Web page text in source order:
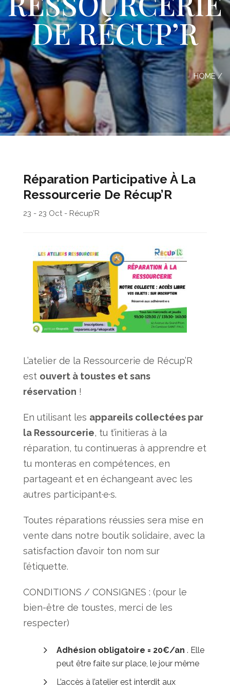
DE RÉCUP’R
HOME/
Réparation Participative À La
Ressourcerie De Récup’R
23 - 23 Oct - Récup’R
L’atelier de la Ressourcerie de Récup’R
est ouvert à toustes et sans
réservation !
En utilisant les appareils collectées par
la Ressourcerie, tu t’initieras à la
réparation, tu continueras à apprendre et
tu monteras en compétences, en
partageant et en échangeant avec les
autres participant·e·s.
Toutes réparations réussies sera mise en
vente dans notre boutik solidaire, avec la
satisfaction d’avoir ton nom sur
l’étiquette.
CONDITIONS / CONSIGNES : (pour le
bien-être de toustes, merci de les
respecter)
Adhésion obligatoire = 20€/an . Elle
peut être faite sur place, le jour même
L’accès à l’atelier est interdit aux